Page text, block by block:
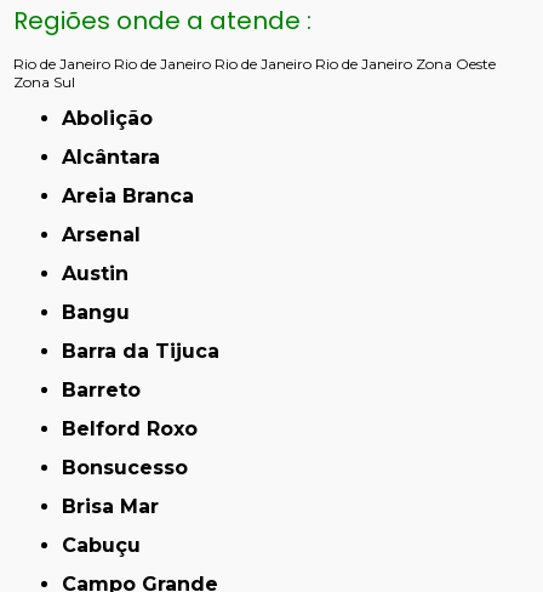
Regiões onde a atende :
Rio de Janeiro Rio de Janeiro Rio de Janeiro Rio de Janeiro Zona Oeste
Zona Sul
Abolição
Alcântara
Areia Branca
Arsenal
Austin
Bangu
Barra da Tijuca
Barreto
Belford Roxo
Bonsucesso
Brisa Mar
Cabuçu
Campo Grande